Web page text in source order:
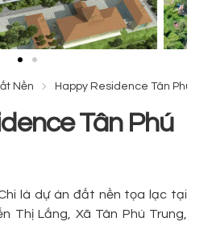
Nền Happy Residence Tân Phú
Tân Phú
là dự án đất nền tọa lạc tại
Thị Lắng, Xã Tân Phú Trung,